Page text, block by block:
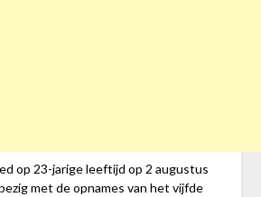
op 23-jarige leeftijd op 2 augustus
met de opnames van het vijfde